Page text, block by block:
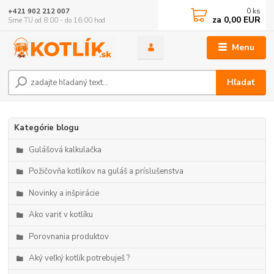
Menu
Hľadať
+421 902 212 007
Sme TU od 8:00 - do 16:00 hod
0 ks
za 0,00 EUR
Kategórie blogu
Gulášová kalkulačka
Požičovňa kotlíkov na guláš a príslušenstva
Novinky a inšpirácie
Ako variť v kotlíku
Porovnania produktov
Aký veľký kotlík potrebuješ ?